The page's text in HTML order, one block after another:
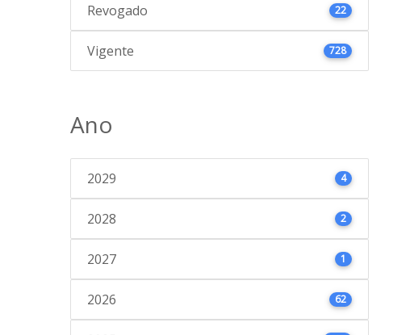
Revogado 22
Vigente 728
Ano
2029 4
2028 2
2027 1
2026 62